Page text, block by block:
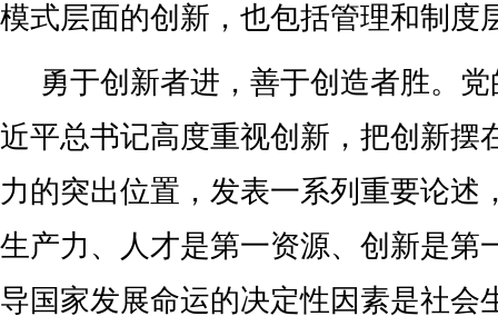
模式层面的创新，也包括管理和制度
勇于创新者进，善于创造者胜。
近平总书记高度重视创新，把创新摆
力的突出位置，发表一系列重要论述
生产力、人才是第一资源、创新是第
导国家发展命运的决定性因素是社会